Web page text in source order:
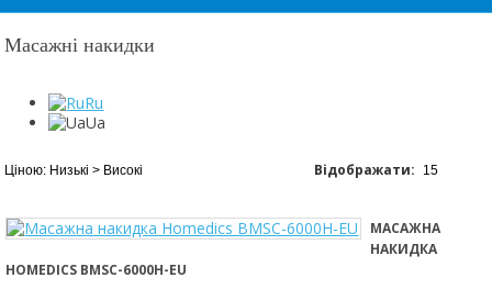
Масажні накидки
Ru
Ua
Відображати:
МАСАЖНА
НАКИДКА
HOMEDICS BMSC-6000H-EU